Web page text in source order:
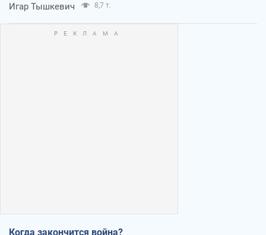
Игар Тышкевич 8,7 т.
Когда закончится война?